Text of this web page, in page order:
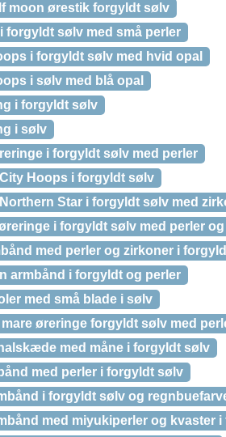
moon ørestik forgyldt sølv
forgyldt sølv med små perler
i forgyldt sølv med hvid opal
i sølv med blå opal
i forgyldt sølv
i sølv
i forgyldt sølv med perler
Hoops i forgyldt sølv
Star i forgyldt sølv med
i forgyldt sølv med perler
med perler og zirkoner i
armbånd i forgyldt og perler
med små blade i sølv
øreringe forgyldt sølv med
med måne i forgyldt sølv
med perler i forgyldt sølv
i forgyldt sølv og
med miyukiperler og kvaster